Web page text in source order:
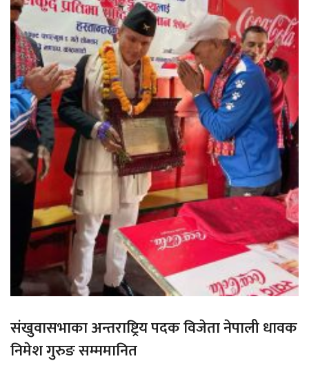
संखुवासभाका अन्तराष्ट्रिय पदक विजेता नेपाली धावक
निमेश गुरुङ सम्ममानित